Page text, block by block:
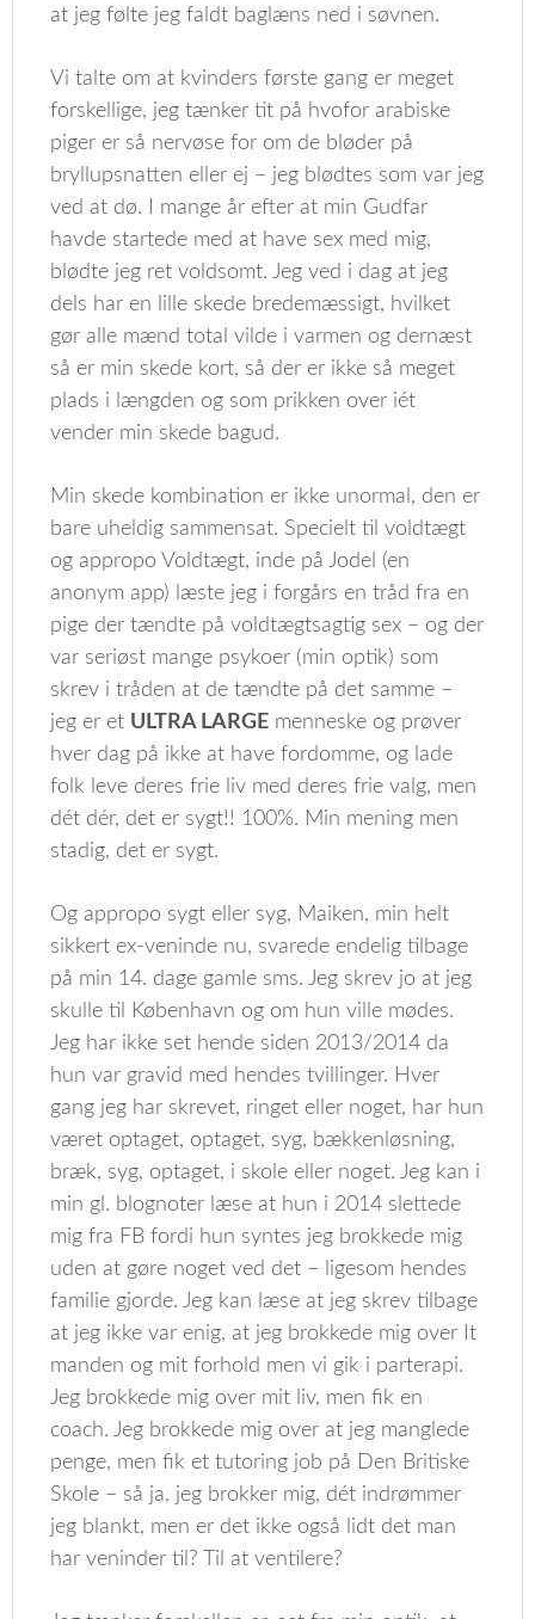
at jeg følte jeg faldt baglæns ned i søvnen.
Vi talte om at kvinders første gang er meget
forskellige, jeg tænker tit på hvofor arabiske
piger er så nervøse for om de bløder på
bryllupsnatten eller ej – jeg blødtes som var jeg
ved at dø. I mange år efter at min Gudfar
havde startede med at have sex med mig,
blødte jeg ret voldsomt. Jeg ved i dag at jeg
dels har en lille skede bredemæssigt, hvilket
gør alle mænd total vilde i varmen og dernæst
så er min skede kort, så der er ikke så meget
plads i længden og som prikken over iét
vender min skede bagud.
Min skede kombination er ikke unormal, den er
bare uheldig sammensat. Specielt til voldtægt
og appropo Voldtægt, inde på Jodel (en
anonym app) læste jeg i forgårs en tråd fra en
pige der tændte på voldtægtsagtig sex – og der
var seriøst mange psykoer (min optik) som
skrev i tråden at de tændte på det samme –
jeg er et ULTRA LARGE menneske og prøver
hver dag på ikke at have fordomme, og lade
folk leve deres frie liv med deres frie valg, men
dét dér, det er sygt!! 100%. Min mening men
stadig, det er sygt.
Og appropo sygt eller syg, Maiken, min helt
sikkert ex-veninde nu, svarede endelig tilbage
på min 14. dage gamle sms. Jeg skrev jo at jeg
skulle til København og om hun ville mødes.
Jeg har ikke set hende siden 2013/2014 da
hun var gravid med hendes tvillinger. Hver
gang jeg har skrevet, ringet eller noget, har hun
været optaget, optaget, syg, bækkenløsning,
bræk, syg, optaget, i skole eller noget. Jeg kan i
min gl. blognoter læse at hun i 2014 slettede
mig fra FB fordi hun syntes jeg brokkede mig
uden at gøre noget ved det – ligesom hendes
familie gjorde. Jeg kan læse at jeg skrev tilbage
at jeg ikke var enig, at jeg brokkede mig over It
manden og mit forhold men vi gik i parterapi.
Jeg brokkede mig over mit liv, men fik en
coach. Jeg brokkede mig over at jeg manglede
penge, men fik et tutoring job på Den Britiske
Skole – så ja, jeg brokker mig, dét indrømmer
jeg blankt, men er det ikke også lidt det man
har veninder til? Til at ventilere?